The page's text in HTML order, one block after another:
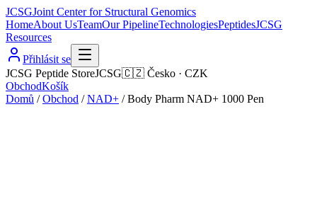
JCSGJoint Center for Structural Genomics
HomeAbout UsTeamOur PipelineTechnologiesPeptidesJCSG
Resources
Přihlásit se
JCSG Peptide StoreJCSG🇨🇿 Česko · CZK
ObchodKošík
Domů / Obchod / NAD+ /Body Pharm NAD+ 1000 Pen